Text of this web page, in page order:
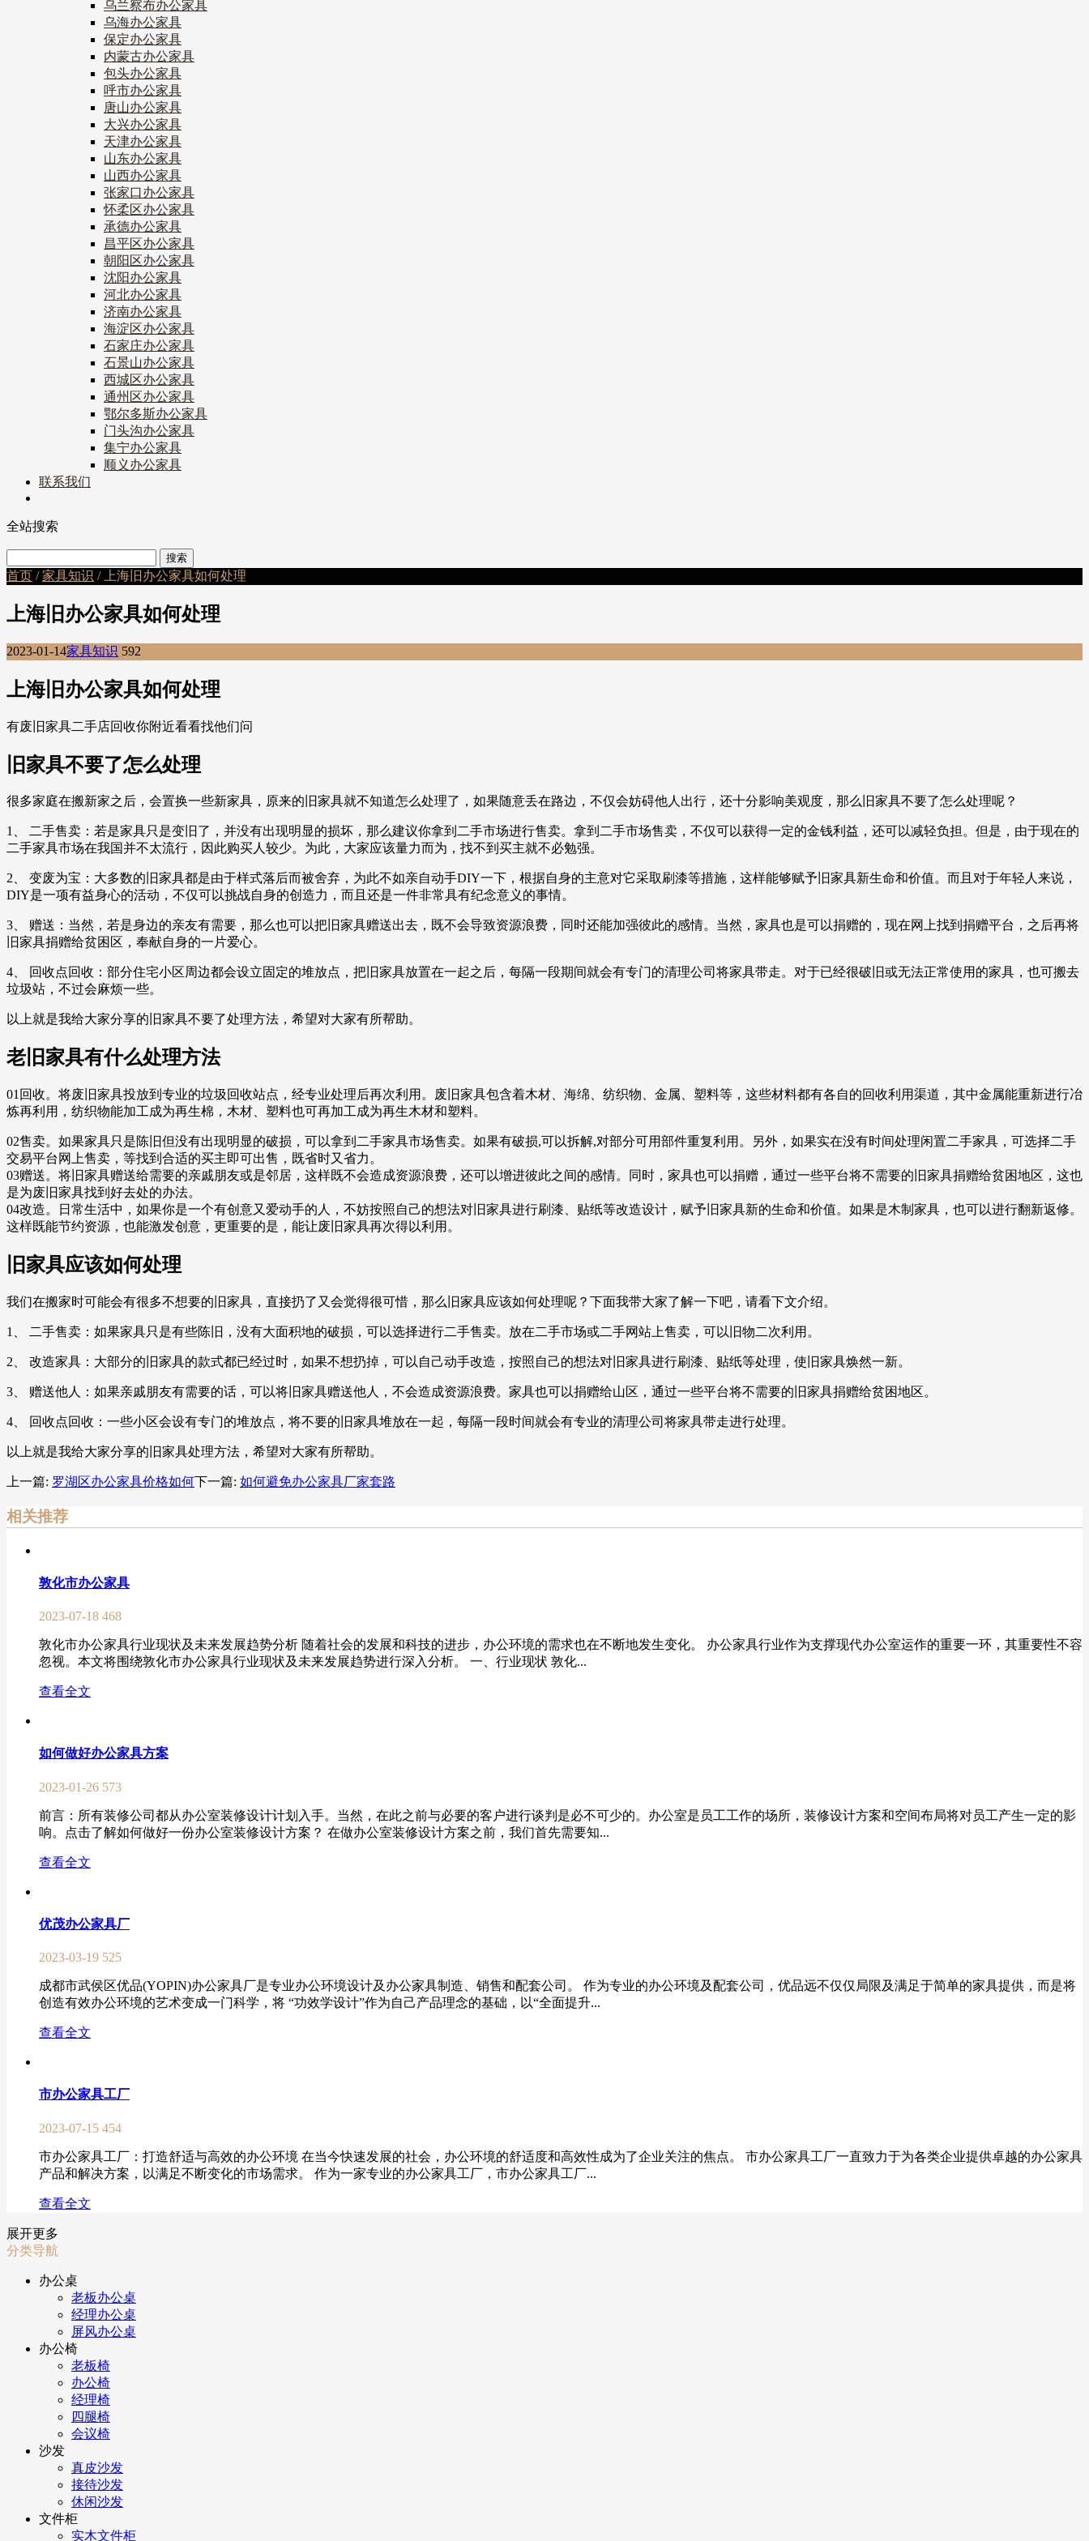
乌兰察布办公家具
乌海办公家具
保定办公家具
内蒙古办公家具
包头办公家具
呼市办公家具
唐山办公家具
大兴办公家具
天津办公家具
山东办公家具
山西办公家具
张家口办公家具
怀柔区办公家具
承德办公家具
昌平区办公家具
朝阳区办公家具
沈阳办公家具
河北办公家具
济南办公家具
海淀区办公家具
石家庄办公家具
石景山办公家具
西城区办公家具
通州区办公家具
鄂尔多斯办公家具
门头沟办公家具
集宁办公家具
顺义办公家具
联系我们
全站搜索
首页 /家具知识 / 上海旧办公家具如何处理
上海旧办公家具如何处理
2023-01-14家具知识 592
上海旧办公家具如何处理
有废旧家具二手店回收你附近看看找他们问
旧家具不要了怎么处理
很多家庭在搬新家之后，会置换一些新家具，原来的旧家具就不知道怎么处理了，如果随意丢在路边，不仅会妨碍他人出行，还十分影响美观度，那么旧家具不要了怎么处理呢？
1、 二手售卖：若是家具只是变旧了，并没有出现明显的损坏，那么建议你拿到二手市场进行售卖。拿到二手市场售卖，不仅可以获得一定的金钱利益，还可以减轻负担。但是，由于现在的
二手家具市场在我国并不太流行，因此购买人较少。为此，大家应该量力而为，找不到买主就不必勉强。
2、 变废为宝：大多数的旧家具都是由于样式落后而被舍弃，为此不如亲自动手DIY一下，根据自身的主意对它采取刷漆等措施，这样能够赋予旧家具新生命和价值。而且对于年轻人来说，
DIY是一项有益身心的活动，不仅可以挑战自身的创造力，而且还是一件非常具有纪念意义的事情。
3、 赠送：当然，若是身边的亲友有需要，那么也可以把旧家具赠送出去，既不会导致资源浪费，同时还能加强彼此的感情。当然，家具也是可以捐赠的，现在网上找到捐赠平台，之后再将
旧家具捐赠给贫困区，奉献自身的一片爱心。
4、 回收点回收：部分住宅小区周边都会设立固定的堆放点，把旧家具放置在一起之后，每隔一段期间就会有专门的清理公司将家具带走。对于已经很破旧或无法正常使用的家具，也可搬去
垃圾站，不过会麻烦一些。
以上就是我给大家分享的旧家具不要了处理方法，希望对大家有所帮助。
老旧家具有什么处理方法
01回收。将废旧家具投放到专业的垃圾回收站点，经专业处理后再次利用。废旧家具包含着木材、海绵、纺织物、金属、塑料等，这些材料都有各自的回收利用渠道，其中金属能重新进行冶
炼再利用，纺织物能加工成为再生棉，木材、塑料也可再加工成为再生木材和塑料。
02售卖。如果家具只是陈旧但没有出现明显的破损，可以拿到二手家具市场售卖。如果有破损,可以拆解,对部分可用部件重复利用。另外，如果实在没有时间处理闲置二手家具，可选择二手
交易平台网上售卖，等找到合适的买主即可出售，既省时又省力。
03赠送。将旧家具赠送给需要的亲戚朋友或是邻居，这样既不会造成资源浪费，还可以增进彼此之间的感情。同时，家具也可以捐赠，通过一些平台将不需要的旧家具捐赠给贫困地区，这也
是为废旧家具找到好去处的办法。
04改造。日常生活中，如果你是一个有创意又爱动手的人，不妨按照自己的想法对旧家具进行刷漆、贴纸等改造设计，赋予旧家具新的生命和价值。如果是木制家具，也可以进行翻新返修。
这样既能节约资源，也能激发创意，更重要的是，能让废旧家具再次得以利用。
旧家具应该如何处理
我们在搬家时可能会有很多不想要的旧家具，直接扔了又会觉得很可惜，那么旧家具应该如何处理呢？下面我带大家了解一下吧，请看下文介绍。
1、 二手售卖：如果家具只是有些陈旧，没有大面积地的破损，可以选择进行二手售卖。放在二手市场或二手网站上售卖，可以旧物二次利用。
2、 改造家具：大部分的旧家具的款式都已经过时，如果不想扔掉，可以自己动手改造，按照自己的想法对旧家具进行刷漆、贴纸等处理，使旧家具焕然一新。
3、 赠送他人：如果亲戚朋友有需要的话，可以将旧家具赠送他人，不会造成资源浪费。家具也可以捐赠给山区，通过一些平台将不需要的旧家具捐赠给贫困地区。
4、 回收点回收：一些小区会设有专门的堆放点，将不要的旧家具堆放在一起，每隔一段时间就会有专业的清理公司将家具带走进行处理。
以上就是我给大家分享的旧家具处理方法，希望对大家有所帮助。
上一篇: 罗湖区办公家具价格如何下一篇: 如何避免办公家具厂家套路
相关推荐
敦化市办公家具
2023-07-18 468
敦化市办公家具行业现状及未来发展趋势分析 随着社会的发展和科技的进步，办公环境的需求也在不断地发生变化。 办公家具行业作为支撑现代办公室运作的重要一环，其重要性不容
忽视。本文将围绕敦化市办公家具行业现状及未来发展趋势进行深入分析。 一、行业现状 敦化...
查看全文
如何做好办公家具方案
2023-01-26 573
前言：所有装修公司都从办公室装修设计计划入手。当然，在此之前与必要的客户进行谈判是必不可少的。办公室是员工工作的场所，装修设计方案和空间布局将对员工产生一定的影
响。点击了解如何做好一份办公室装修设计方案？ 在做办公室装修设计方案之前，我们首先需要知...
查看全文
优茂办公家具厂
2023-03-19 525
成都市武侯区优品(YOPIN)办公家具厂是专业办公环境设计及办公家具制造、销售和配套公司。 作为专业的办公环境及配套公司，优品远不仅仅局限及满足于简单的家具提供，而是将
创造有效办公环境的艺术变成一门科学，将 “功效学设计”作为自己产品理念的基础，以“全面提升...
查看全文
市办公家具工厂
2023-07-15 454
市办公家具工厂：打造舒适与高效的办公环境 在当今快速发展的社会，办公环境的舒适度和高效性成为了企业关注的焦点。 市办公家具工厂一直致力于为各类企业提供卓越的办公家具
产品和解决方案，以满足不断变化的市场需求。 作为一家专业的办公家具工厂，市办公家具工厂...
查看全文
展开更多
分类导航
办公桌
老板办公桌
经理办公桌
屏风办公桌
办公椅
老板椅
办公椅
经理椅
四腿椅
会议椅
沙发
真皮沙发
接待沙发
休闲沙发
文件柜
实木文件柜